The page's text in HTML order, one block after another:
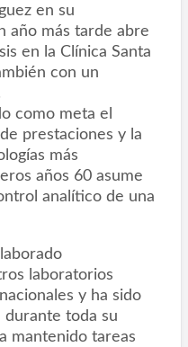
en su
año más tarde abre
en la Clínica Santa
con un
como meta el
prestaciones y la
más
años 60 asume
analítico de una
laboratorios
y ha sido
toda su
mantenido tareas